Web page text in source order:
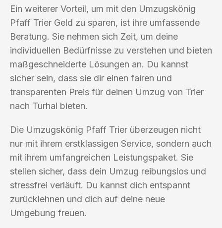
Ein weiterer Vorteil, um mit den Umzugskönig
Pfaff Trier Geld zu sparen, ist ihre umfassende
Beratung. Sie nehmen sich Zeit, um deine
individuellen Bedürfnisse zu verstehen und bieten
maßgeschneiderte Lösungen an. Du kannst
sicher sein, dass sie dir einen fairen und
transparenten Preis für deinen Umzug von Trier
nach Turhal bieten.
Die Umzugskönig Pfaff Trier überzeugen nicht
nur mit ihrem erstklassigen Service, sondern auch
mit ihrem umfangreichen Leistungspaket. Sie
stellen sicher, dass dein Umzug reibungslos und
stressfrei verläuft. Du kannst dich entspannt
zurücklehnen und dich auf deine neue
Umgebung freuen.